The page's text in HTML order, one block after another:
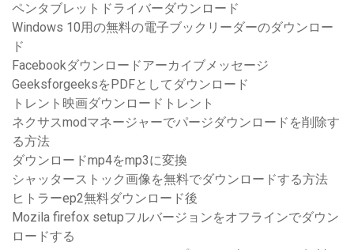
ペンタブレットドライバーダウンロード
Windows 10用の無料の電子ブックリーダーのダウンロー
ド
Facebookダウンロードアーカイブメッセージ
GeeksforgeeksをPDFとしてダウンロード
トレント映画ダウンロードトレント
ネクサスmodマネージャーでパージダウンロードを削除す
る方法
ダウンロードmp4をmp3に変換
シャッターストック画像を無料でダウンロードする方法
ヒトラーep2無料ダウンロード後
Mozila firefox setupフルバージョンをオフラインでダウン
ロードする